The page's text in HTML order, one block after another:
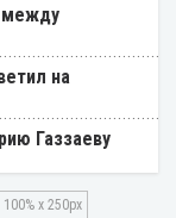
между
на
Газзаеву